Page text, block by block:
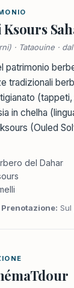
Ksours
· Tataouine · dal
patrimonio
tradizionali
in chelha
(Ouled
del Dahar
Prenotazione: Sul